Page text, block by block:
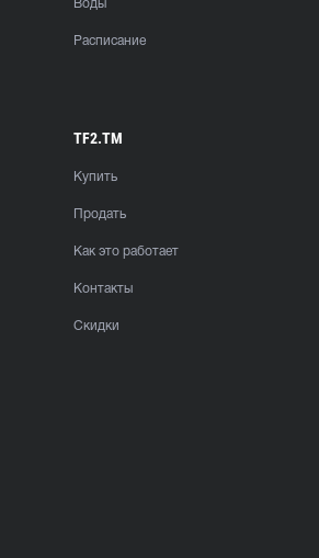
Воды
Расписание
TF2.TM
Купить
Продать
Как это работает
Контакты
Скидки